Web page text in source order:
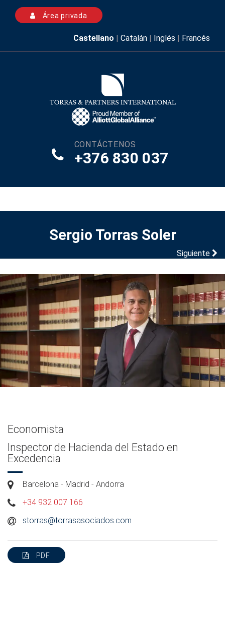
Área privada
Castellano | Catalán | Inglés | Francés
CONTÁCTENOS
+376 830 037
Sergio Torras Soler
Siguiente
Economista
Inspector de Hacienda del Estado en
Excedencia
Barcelona - Madrid - Andorra
+34 932 007 166
storras@torrasasociados.com
PDF